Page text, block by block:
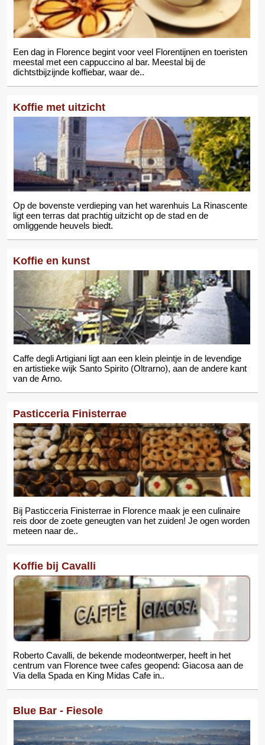
Een dag in Florence begint voor veel Florentijnen en toeristen
meestal met een cappuccino al bar. Meestal bij de
dichtstbijzijnde koffiebar, waar de..
Koffie met uitzicht
Op de bovenste verdieping van het warenhuis La Rinascente
ligt een terras dat prachtig uitzicht op de stad en de
omliggende heuvels biedt.
Koffie en kunst
Caffe degli Artigiani ligt aan een klein pleintje in de levendige
en artistieke wijk Santo Spirito (Oltrarno), aan de andere kant
van de Arno.
Pasticceria Finisterrae
Bij Pasticceria Finisterrae in Florence maak je een culinaire
reis door de zoete geneugten van het zuiden! Je ogen worden
meteen naar de..
Koffie bij Cavalli
Roberto Cavalli, de bekende modeontwerper, heeft in het
centrum van Florence twee cafes geopend: Giacosa aan de
Via della Spada en King Midas Cafe in..
Blue Bar - Fiesole